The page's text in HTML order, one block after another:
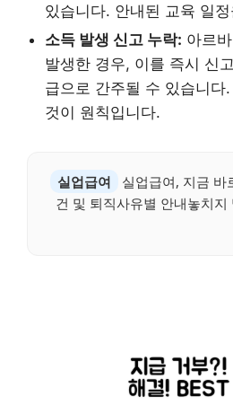
있습니다. 안내된 교육 일
소득 발생 신고 누락: 아르
발생한 경우, 이를 즉시 신
급으로 간주될 수 있습니다
것이 원칙입니다.
실업급여
실업급여, 지금 바
건 및 퇴직사유별 안내놓치